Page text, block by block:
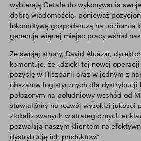
wybierają Getafe do wykonywania
dobrą wiadomością, ponieważ
lokomotywę gospodarczą na poziomie
generuje więcej miejsc pracy wśród
Ze swojej strony, David Alcázar,
komentuje, że „dzięki tej nowej
pozycję w Hiszpanii oraz w jednym z
obszarów logistycznych dla dystrybucji
położonym na południowy wschód od
stawialiśmy na rozwój wysokiej jakości
zlokalizowanych w strategicznych
pozwalają naszym klientom na
dystrybucję ich produktów.”